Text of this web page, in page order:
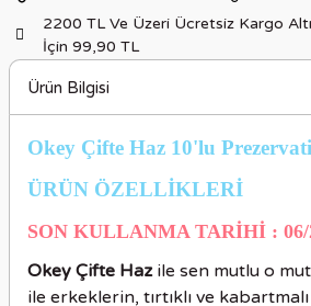
2200 TL Ve Üzeri Ücretsiz Kargo Altı
İçin 99,90 TL
Ürün Bilgisi
Okey Çifte Haz 10'lu
ÜRÜN ÖZELLİKLERİ
SON KULLANMA TARİHİ : 06/
Okey Çifte Hazile sen mutlu o
ile erkeklerin, tırtıklı ve